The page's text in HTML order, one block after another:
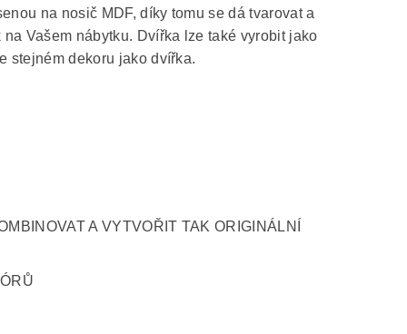
na nosič MDF, díky tomu se dá tvarovat a
Vašem nábytku. Dvířka lze také vyrobit jako
stejném dekoru jako dvířka.
A VYTVOŘIT TAK ORIGINÁLNÍ